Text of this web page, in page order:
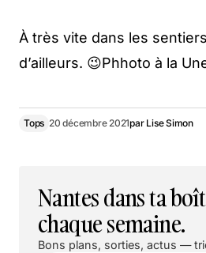
À très vite dans les
d’ailleurs. 😉Phhoto à la
Tops 20 décembre 2021par Lise Simon
Nantes dans ta
chaque semaine.
Bons plans, sorties, actus —